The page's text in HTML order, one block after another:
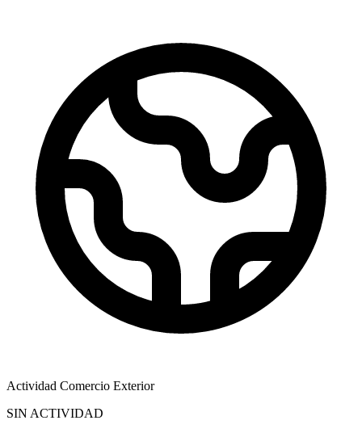
Actividad Comercio Exterior
SIN ACTIVIDAD